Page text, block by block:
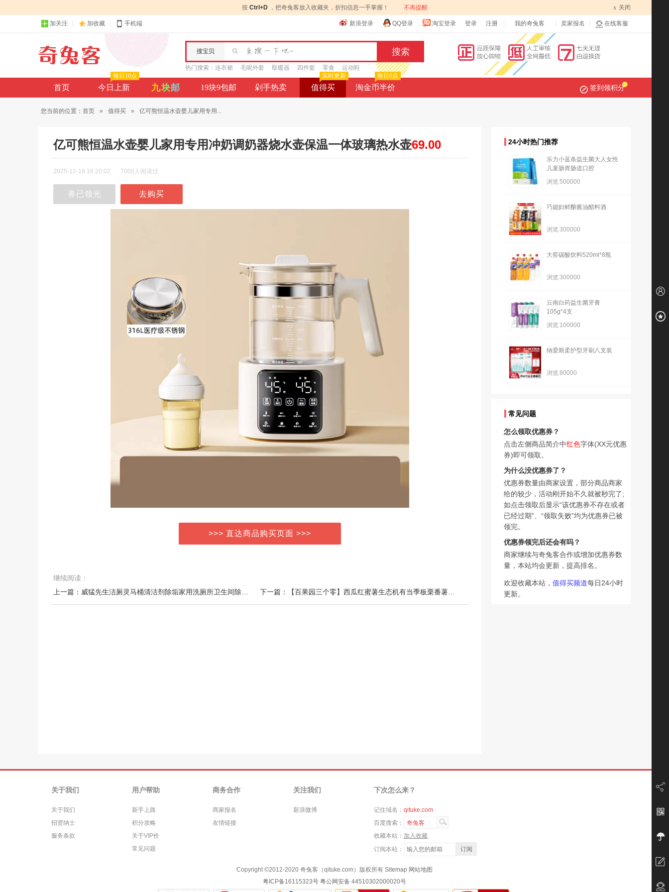
按 Ctrl+D ，把奇兔客放入收藏夹，折扣信息一手掌握！ 不再提醒 x 关闭
加关注 加收藏 手机端 新浪登录 QQ登录 淘宝登录 登录 注册 我的奇兔客 卖家报名 在线客服
搜宝贝
热门搜索： 连衣裙 毛呢外套 取暖器 四件套 零食 运动鞋
首页 今日上新
每日10点
九块邮 19块9包邮 剁手热卖 值得买
实时更新
淘金币半价
每日0点
签到领积分
您当前的位置： 首页 » 值得买 » 亿可熊恒温水壶婴儿家用专用...
亿可熊恒温水壶婴儿家用专用冲奶调奶器烧水壶保温一体玻璃热水壶69.00
2025-12-18 16:20:02 7000人阅读过
券已领光 去购买
>>> 直达商品购买页面 >>>
继续阅读：
24小时热门推荐
乐力小蓝条益生菌大人女性
儿童肠胃肠道口腔
浏览500000
巧媳妇鲜酿酱油醋料酒
浏览300000
大窑碳酸饮料520ml*8瓶
浏览300000
云南白药益生菌牙膏
105g*4支
浏览 100000
纳爱斯柔护型牙刷八支装
浏览80000
常见问题
怎么领取优惠券？
点击左侧商品简介中红色字体(XX元优惠
券)即可领取。
为什么没优惠券了？
优惠券数量由商家设置，部分商品商家
给的较少，活动刚开始不久就被秒完了;
如点击领取后显示“该优惠券不存在或者
已经过期”、“领取失败”均为优惠券已被
领完。
优惠券领完后还会有吗？
商家继续与奇兔客合作或增加优惠券数
量，本站均会更新，提高排名。
欢迎收藏本站， 值得买频道每日24小时
更新。
关于我们
关于我们
招贤纳士
服务条款
用户帮助
新手上路
积分攻略
关于VIP价
常见问题
商务合作
商家报名
友情链接
关注我们
新浪微博
下次怎么来？
记住域名： qituke.com
百度搜索：
奇兔客
收藏本站： 加入收藏
订阅本站：
Copyright ©2012-2020 奇兔客（qituke.com）版权所有 Sitemap 网站地图
粤ICP备16115323号 粤公网安备 44510302000020号